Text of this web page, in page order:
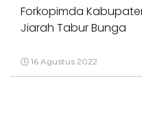
Forkopimda
Jiarah Tabur Bunga
16 Agustus 2022